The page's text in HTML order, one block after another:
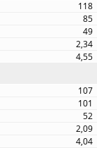
118
85
49
2,34
4,55
107
101
52
2,09
4,04